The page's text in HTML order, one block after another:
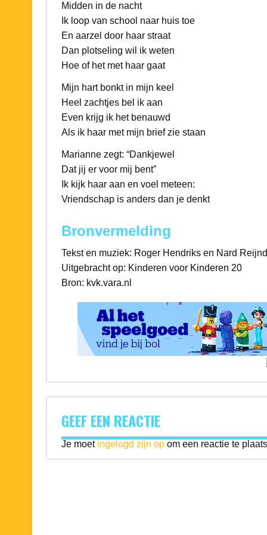
Midden in de nacht
Ik loop van school naar huis toe
En aarzel door haar straat
Dan plotseling wil ik weten
Hoe of het met haar gaat
Mijn hart bonkt in mijn keel
Heel zachtjes bel ik aan
Even krijg ik het benauwd
Als ik haar met mijn brief zie staan
Marianne zegt: “Dankjewel
Dat jij er voor mij bent”
Ik kijk haar aan en voel meteen:
Vriendschap is anders dan je denkt
Bronvermelding
Tekst en muziek: Roger Hendriks en Nard
Uitgebracht op: Kinderen voor Kinderen 20
Bron: kvk.vara.nl
GEEF EEN REACTIE
Je moet ingelogd zijn opom een reactie te